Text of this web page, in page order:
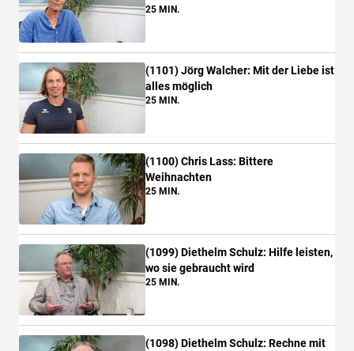
25 MIN.
(1101)Jörg Walcher: Mit der Liebe ist
alles möglich
25 MIN.
(1100)Chris Lass: Bittere
Weihnachten
25 MIN.
(1099)Diethelm Schulz: Hilfe leisten,
wo sie gebraucht wird
25 MIN.
(1098)Diethelm Schulz: Rechne mit